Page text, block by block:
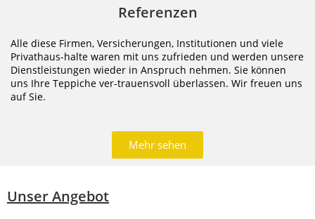
Referenzen
Alle diese Firmen, Versicherungen, Institutionen und viele
Privathaus-halte waren mit uns zufrieden und werden unsere
Dienstleistungen wieder in Anspruch nehmen. Sie können
uns Ihre Teppiche ver-trauensvoll überlassen. Wir freuen uns
auf Sie.
Mehr sehen
Unser Angebot